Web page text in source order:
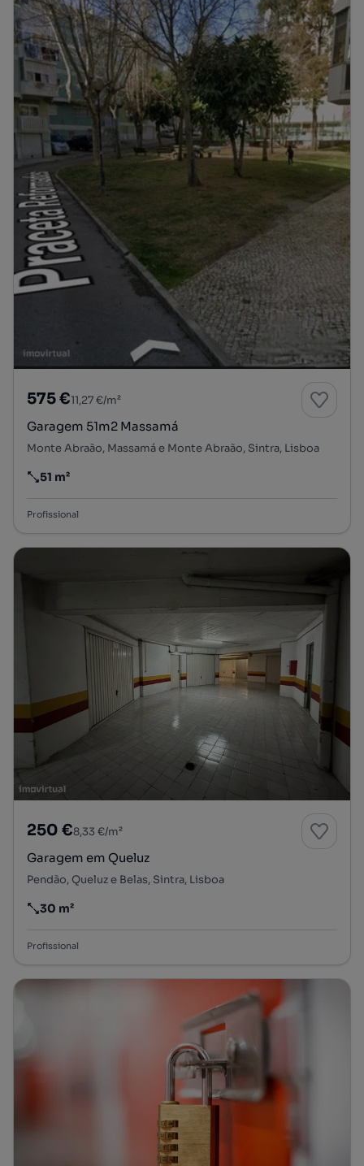
575 €11,27 €/m²
Garagem 51m2 Massamá
Monte Abraão, Massamá e Monte Abraão, Sintra, Lisboa
Preço por metro quadrado
51 m²
Profissional
250 €8,33 €/m²
Garagem em Queluz
Pendão, Queluz e Belas, Sintra, Lisboa
Preço por metro quadrado
30 m²
Profissional